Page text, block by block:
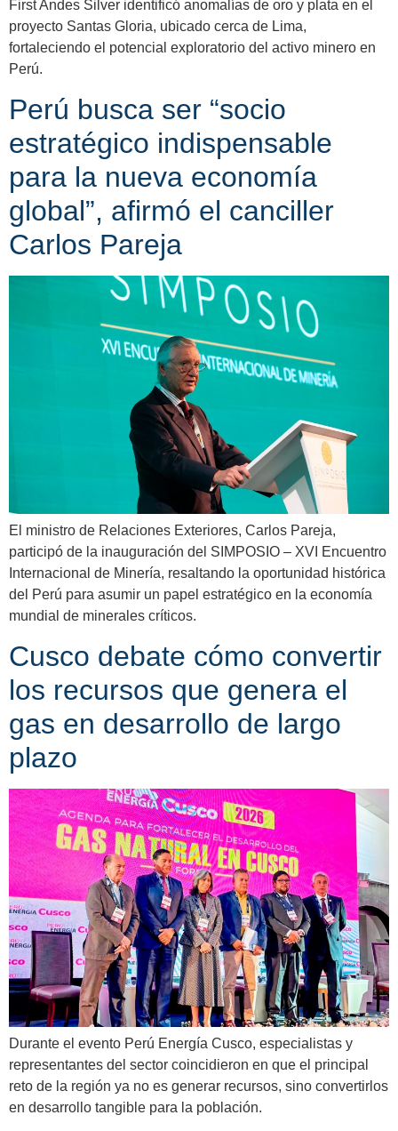
First Andes Silver identificó anomalías de oro y plata en el
proyecto Santas Gloria, ubicado cerca de Lima,
fortaleciendo el potencial exploratorio del activo minero en
Perú.
Perú busca ser “socio
estratégico indispensable
para la nueva economía
global”, afirmó el canciller
Carlos Pareja
El ministro de Relaciones Exteriores, Carlos Pareja,
participó de la inauguración del SIMPOSIO – XVI Encuentro
Internacional de Minería, resaltando la oportunidad histórica
del Perú para asumir un papel estratégico en la economía
mundial de minerales críticos.
Cusco debate cómo convertir
los recursos que genera el
gas en desarrollo de largo
plazo
Durante el evento Perú Energía Cusco, especialistas y
representantes del sector coincidieron en que el principal
reto de la región ya no es generar recursos, sino convertirlos
en desarrollo tangible para la población.